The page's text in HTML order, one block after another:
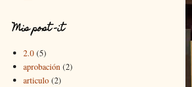
Mis post -it
2.0 (5)
aprobación (2)
articulo (2)